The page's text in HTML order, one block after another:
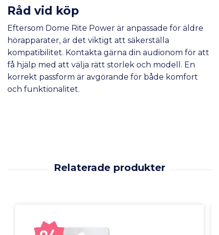
Råd vid köp
Eftersom Dome Rite Power är anpassade för äldre
hörapparater, är det viktigt att säkerställa
kompatibilitet. Kontakta gärna din audionom för att
få hjälp med att välja rätt storlek och modell. En
korrekt passform är avgörande för både komfort
och funktionalitet.